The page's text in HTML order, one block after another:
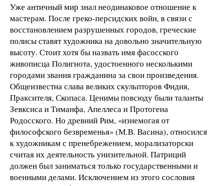
Уже античный мир знал неодинаковое отношение к
мастерам. После греко-персидских войн, в связи с
восстановлением разрушенных городов, греческие
полисы ставят художника на довольно значительную
высоту. Стоит хотя бы назвать имя фасосского
живописца Полигнота, удостоенного несколькими
городами звания гражданина за свои произведения.
Общеизвестна слава великих скульпторов Фидия,
Праксителя, Скопаса. Ценимы повсюду были таланты
Зевксиса и Тиманфа, Апеллеса и Протогена
Родосского. Но древний Рим, «изнемогая от
философского безвременья» (М.В. Васина), относился
к художникам с пренебрежением, морализаторски
считая их деятельность унизительной. Патриций
должен был заниматься только государственными и
военными делами. Исключением из этого сословия